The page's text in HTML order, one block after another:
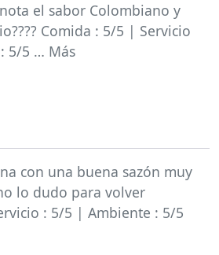
el sabor Colombiano y
Comida : 5/5 | Servicio
5/5 … Más
con una buena sazón muy
lo dudo para volver
: 5/5 | Ambiente : 5/5